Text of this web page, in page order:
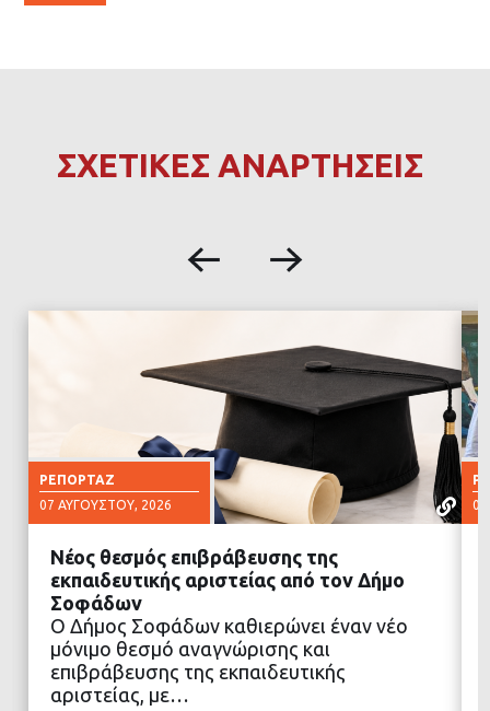
ΣΧΕΤΙΚΕΣ ΑΝΑΡΤΗΣΕΙΣ
ΡΕΠΟΡΤΆΖ
07 ΑΥΓΟΎΣΤΟΥ, 2026
ΔΙΑΒΑΣΤΕ ΠΕΡΙΣΣΟΤΕΡΑ
Νέος θεσμός επιβράβευσης της
εκπαιδευτικής αριστείας από τον Δήμο
Σοφάδων
Ο Δήμος Σοφάδων καθιερώνει έναν νέο
μόνιμο θεσμό αναγνώρισης και
επιβράβευσης της εκπαιδευτικής
αριστείας, με…